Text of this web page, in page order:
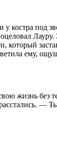
у костра под
который
ему,
жизнь без
—